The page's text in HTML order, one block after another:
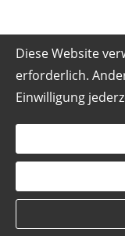
Diese Website
erforderlich.
Einwilligung